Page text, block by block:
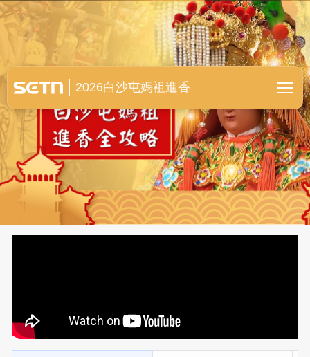
白沙屯媽祖進香全紀錄
2026白沙屯媽祖進香